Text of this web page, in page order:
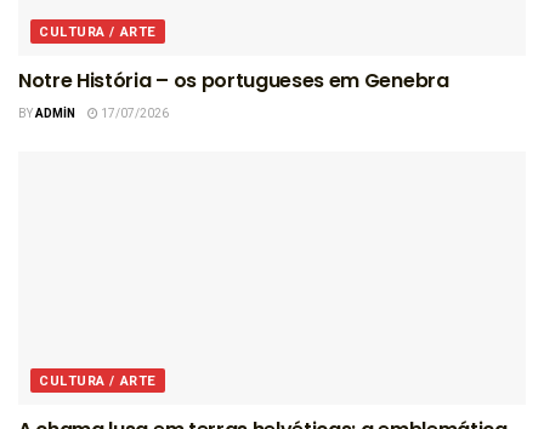
CULTURA / ARTE
Notre História – os portugueses em Genebra
BYADMIN 17/07/2026
CULTURA / ARTE